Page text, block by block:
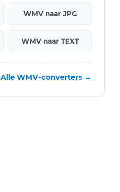
WMV naar JPG
WMV naar TEXT
Alle WMV-converters →